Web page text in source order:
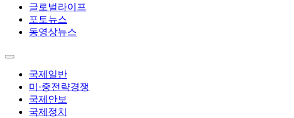
글로벌라이프
포토뉴스
동영상뉴스
국제일반
미·중전략경쟁
국제안보
국제정치